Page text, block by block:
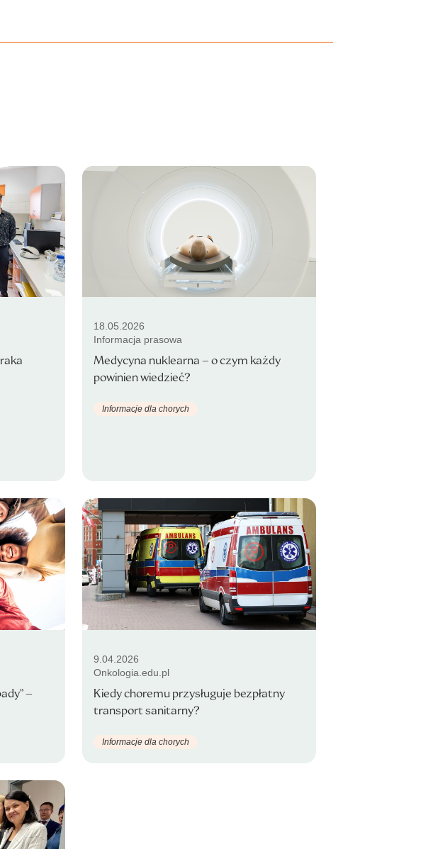
18.05.2026
Informacja prasowa
Medycyna nuklearna – o czym każdy
powinien wiedzieć?
Informacje dla chorych
–
9.04.2026
Onkologia.edu.pl
Kiedy choremu przysługuje bezpłatny
transport sanitarny?
Informacje dla chorych